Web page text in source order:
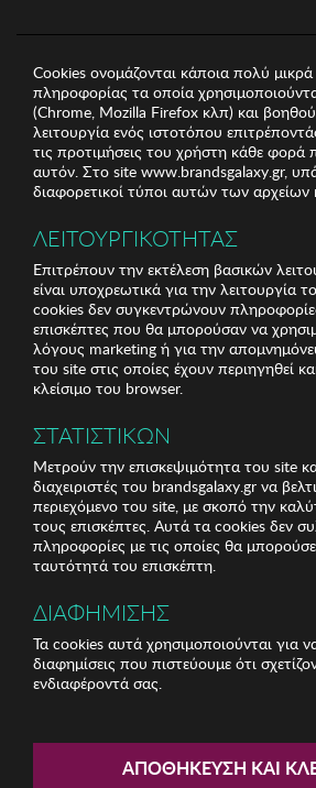
Γυναικεία
Cookies ονομάζονται κάποια πολύ μικρά
πληροφορίας τα οποία
(Chrome, Mozilla Firefox κλπ) και
λειτουργία ενός ιστοτόπου
τις προτιμήσεις του χρήστη κάθε φορά
αυτόν. Στο site www.brandsgalaxy.gr,
διαφορετικοί τύποι αυτών των αρχείων
ΛΕΙΤΟΥΡΓΙΚΟΤΗΤΑΣ
Επιτρέπουν την εκτέλεση βασικών
είναι υποχρεωτικά για την λειτουργία
cookies δεν συγκεντρώνουν
επισκέπτες που θα μπορούσαν να
λόγους marketing ή για την
του site στις οποίες έχουν περιηγηθεί
κλείσιμο του browser.
ΣΤΑΤΙΣΤΙΚΩΝ
Μετρούν την επισκεψιμότητα του site
διαχειριστές του brandsgalaxy.gr να
περιεχόμενο του site, με σκοπό την
τους επισκέπτες. Αυτά τα cookies δεν
πληροφορίες με τις οποίες θα
ταυτότητά του επισκέπτη.
ΔΙΑΦΗΜΙΣΗΣ
Τα cookies αυτά χρησιμοποιούνται για
διαφημίσεις που πιστεύουμε ότι
ενδιαφέροντά σας.
ΑΠΟΘΉΚΕΥΣΗ ΚΑΙ